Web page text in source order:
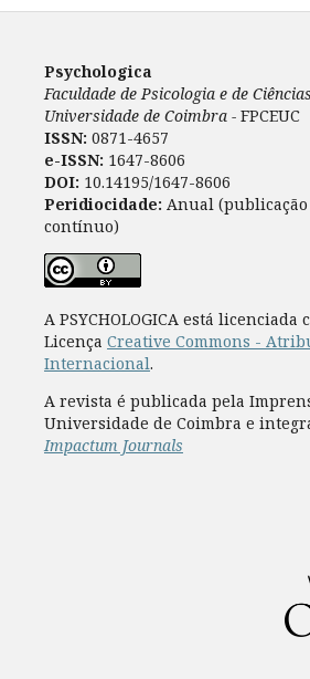
Psychologica
Faculdade de Psicologia e de
Universidade de Coimbra - FPCEUC
ISSN: 0871-4657
e-ISSN: 1647-8606
DOI: 10.14195/1647-8606
Peridiocidade: Anual
contínuo)
A PSYCHOLOGICA está licenciada
Licença Creative Commons -
Internacional.
A revista é publicada pela
Universidade de Coimbra e
Impactum Journals